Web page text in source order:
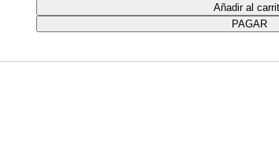
Añadir al
PAGAR